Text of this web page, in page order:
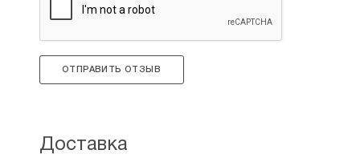
ОТПРАВИТЬ ОТЗЫВ
Доставка